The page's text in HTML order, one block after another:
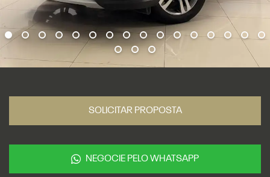
SOLICITAR PROPOSTA
NEGOCIE PELO WHATSAPP